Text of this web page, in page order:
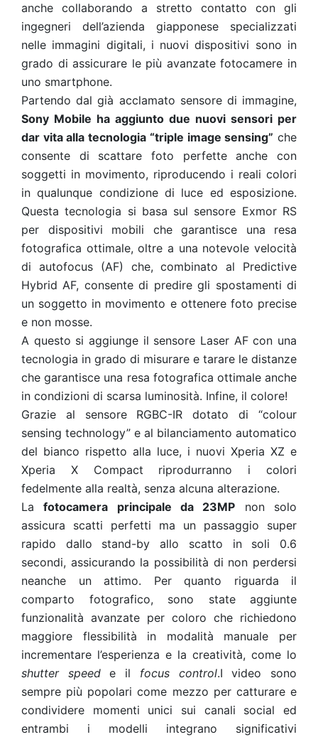
anche collaborando a stretto contatto con gli
ingegneri dell’azienda giapponese specializzati
nelle immagini digitali, i nuovi dispositivi sono in
grado di assicurare le più avanzate fotocamere in
uno smartphone.
Partendo dal già acclamato sensore di immagine,
Sony Mobile ha aggiunto due nuovi sensori per
dar vita alla tecnologia “triple image sensing” che
consente di scattare foto perfette anche con
soggetti in movimento, riproducendo i reali colori
in qualunque condizione di luce ed esposizione.
Questa tecnologia si basa sul sensore Exmor RS
per dispositivi mobili che garantisce una resa
fotografica ottimale, oltre a una notevole velocità
di autofocus (AF) che, combinato al Predictive
Hybrid AF, consente di predire gli spostamenti di
un soggetto in movimento e ottenere foto precise
e non mosse.
A questo si aggiunge il sensore Laser AF con una
tecnologia in grado di misurare e tarare le distanze
che garantisce una resa fotografica ottimale anche
in condizioni di scarsa luminosità. Infine, il colore!
Grazie al sensore RGBC-IR dotato di “colour
sensing technology” e al bilanciamento automatico
del bianco rispetto alla luce, i nuovi Xperia XZ e
Xperia X Compact riprodurranno i colori
fedelmente alla realtà, senza alcuna alterazione.
Lafotocamera principale da 23MP non solo
assicura scatti perfetti ma un passaggio super
rapido dallo stand-by allo scatto in soli 0.6
secondi, assicurando la possibilità di non perdersi
neanche un attimo. Per quanto riguarda il
comparto fotografico, sono state aggiunte
funzionalità avanzate per coloro che richiedono
maggiore flessibilità in modalità manuale per
incrementare l’esperienza e la creatività, come lo
shutter speede il focus control.I video sono
sempre più popolari come mezzo per catturare e
condividere momenti unici sui canali social ed
entrambi i modelli integrano significativi